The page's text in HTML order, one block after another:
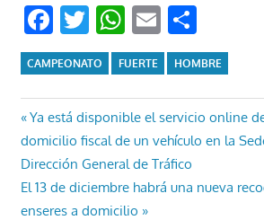
Facebook
Twitter
WhatsApp
Email
CAMPEONATO FUERTE HOMBRE
Navegación
de
entradas
Entrada
anterior:
Ya está disponible el servicio online
domicilio fiscal de un vehículo en la
Dirección General de Tráfico
Entrada
siguiente:
El 13 de diciembre habrá una nueva
enseres a domicilio